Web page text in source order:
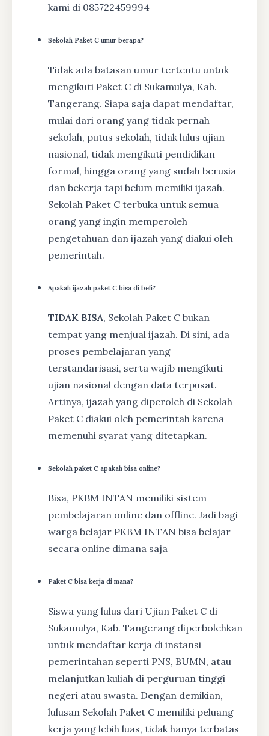
kami di 085722459994
Sekolah Paket C umur berapa?
Tidak ada batasan umur tertentu untuk
mengikuti Paket C di Sukamulya, Kab.
Tangerang. Siapa saja dapat mendaftar,
mulai dari orang yang tidak pernah
sekolah, putus sekolah, tidak lulus ujian
nasional, tidak mengikuti pendidikan
formal, hingga orang yang sudah berusia
dan bekerja tapi belum memiliki ijazah.
Sekolah Paket C terbuka untuk semua
orang yang ingin memperoleh
pengetahuan dan ijazah yang diakui oleh
pemerintah.
Apakah ijazah paket C bisa di beli?
TIDAK BISA, Sekolah Paket C bukan
tempat yang menjual ijazah. Di sini, ada
proses pembelajaran yang
terstandarisasi, serta wajib mengikuti
ujian nasional dengan data terpusat.
Artinya, ijazah yang diperoleh di Sekolah
Paket C diakui oleh pemerintah karena
memenuhi syarat yang ditetapkan.
Sekolah paket C apakah bisa online?
Bisa, PKBM INTAN memiliki sistem
pembelajaran online dan offline. Jadi bagi
warga belajar PKBM INTAN bisa belajar
secara online dimana saja
Paket C bisa kerja di mana?
Siswa yang lulus dari Ujian Paket C di
Sukamulya, Kab. Tangerang diperbolehkan
untuk mendaftar kerja di instansi
pemerintahan seperti PNS, BUMN, atau
melanjutkan kuliah di perguruan tinggi
negeri atau swasta. Dengan demikian,
lulusan Sekolah Paket C memiliki peluang
kerja yang lebih luas, tidak hanya terbatas